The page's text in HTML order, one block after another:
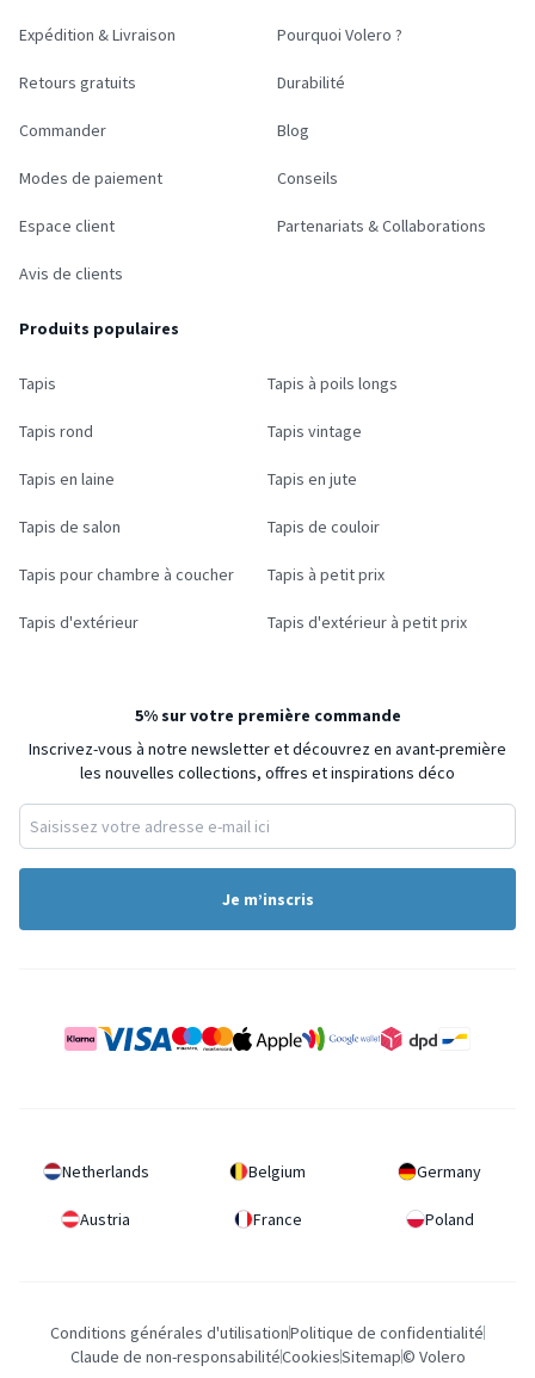
Expédition & Livraison
Retours gratuits
Commander
Modes de paiement
Espace client
Avis de clients
Pourquoi Volero ?
Durabilité
Blog
Conseils
Partenariats & Collaborations
Produits populaires
Tapis Tapis à poils longs
Tapis rond Tapis vintage
Tapis en laine Tapis en jute
Tapis de salon Tapis de couloir
Tapis pour chambre à coucher Tapis à petit prix
Tapis d'extérieur Tapis d'extérieur à petit prix
5% sur votre première commande
Inscrivez-vous à notre newsletter et découvrez en avant-première
les nouvelles collections, offres et inspirations déco
Je m’inscris
Netherlands Belgium Germany
Austria France Poland
Conditions générales d'utilisationPolitique de confidentialité
Claude de non-responsabilitéCookiesSitemap© Volero